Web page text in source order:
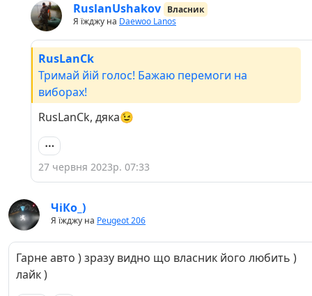
RuslanUshakov Власник
Я їжджу на Daewoo Lanos
RusLanCk
Тримай йій голос! Бажаю перемоги на
виборах!
RusLanCk, дяка😉
27 червня 2023р. 07:33
ЧіКо_)
Я їжджу на Peugeot 206
Гарне авто ) зразу видно що власник його любить )
лайк )